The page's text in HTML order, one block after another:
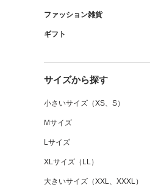
ファッション雑貨
ギフト
サイズから探す
小さいサイズ（XS、S）
Mサイズ
Lサイズ
XLサイズ（LL）
大きいサイズ（XXL、XXXL）